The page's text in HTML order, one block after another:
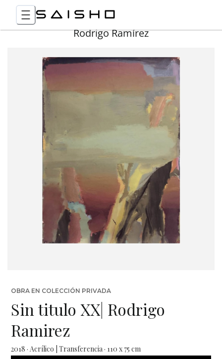
Rodrigo Ramírez
OBRA EN COLECCIÓN PRIVADA
Sin titulo XX| Rodrigo
Ramirez
2018 · Acrílico | Transferencia · 110 x 75 cm